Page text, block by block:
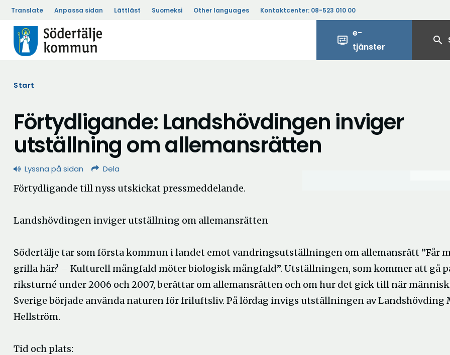
Translate Anpassa sidan Lättläst Suomeksi Other languages Kontaktcenter: 08-523 010 00
display_settings
e-
tjänster
search
Start
Förtydligande: Landshövdingen inviger
utställning om allemansrätten
Lyssna på sidan Dela
Förtydligande till nyss utskickat pressmeddelande.
Landshövdingen inviger utställning om allemansrätten
Södertälje tar som första kommun i landet emot vandringsutställningen om allemansrätt ”Får
grilla här? – Kulturell mångfald möter biologisk mångfald”. Utställningen, som kommer att gå
riksturné under 2006 och 2007, berättar om allemansrätten och om hur det gick till när
Sverige började använda naturen för friluftsliv. På lördag invigs utställningen av Landshövding
Hellström.
Tid och plats: